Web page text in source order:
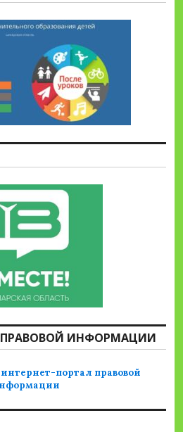
ПРАВОВОЙ ИНФОРМАЦИИ